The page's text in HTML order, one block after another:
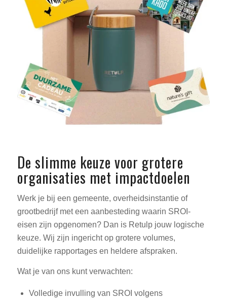
De slimme keuze voor grotere
organisaties met impactdoelen
Werk je bij een gemeente, overheidsinstantie of
grootbedrijf met een aanbesteding waarin SROI-
eisen zijn opgenomen? Dan is Retulp jouw logische
keuze. Wij zijn ingericht op grotere volumes,
duidelijke rapportages en heldere afspraken.
Wat je van ons kunt verwachten:
Volledige invulling van SROI volgens